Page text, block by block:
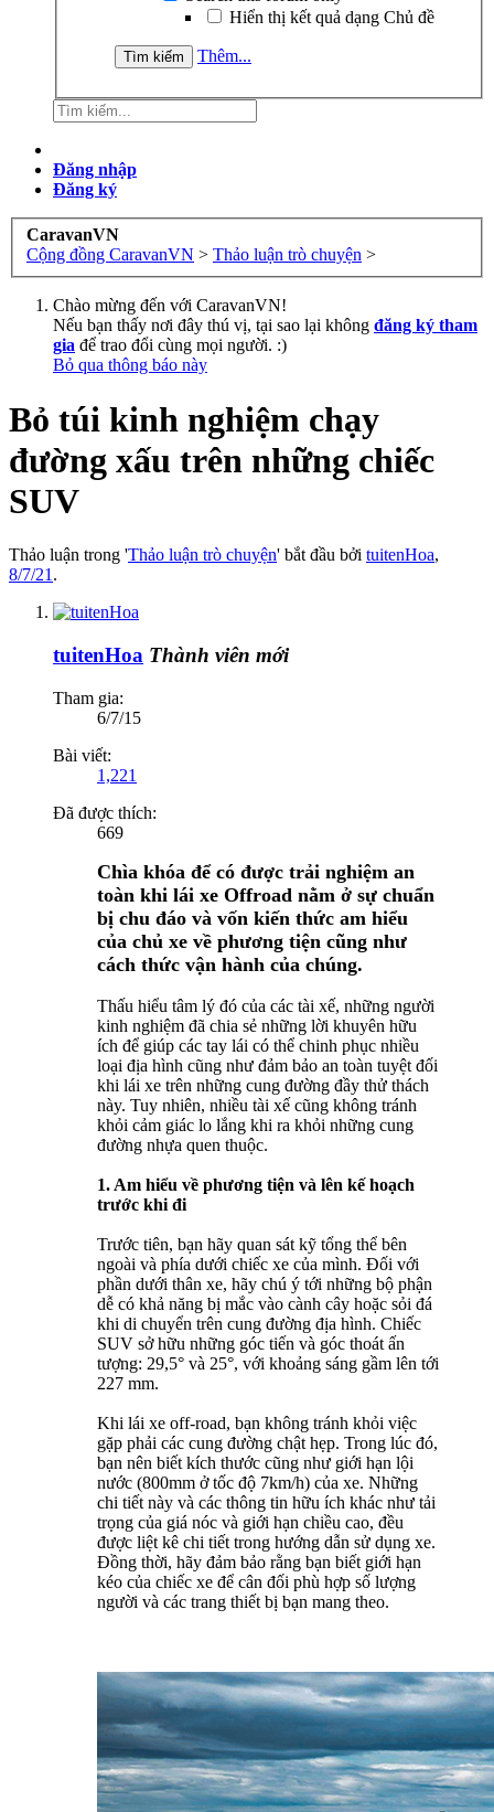
Hiển thị kết quả dạng Chủ đề
Thêm...
Đăng nhập
Đăng ký
CaravanVN
Cộng đồng CaravanVN > Thảo luận trò chuyện >
Chào mừng đến với CaravanVN!
Nếu bạn thấy nơi đây thú vị, tại sao lại không đăng ký tham
gia để trao đổi cùng mọi người. :)
Bỏ qua thông báo này
Bỏ túi kinh nghiệm chạy
đường xấu trên những chiếc
SUV
Thảo luận trong 'Thảo luận trò chuyện' bắt đầu bởi tuitenHoa,
8/7/21 .
tuitenHoa Thành viên mới
Tham gia:
6/7/15
Bài viết:
1,221
Đã được thích:
669
Chìa khóa để có được trải nghiệm an
toàn khi lái xe Offroad nằm ở sự chuẩn
bị chu đáo và vốn kiến thức am hiểu
của chủ xe về phương tiện cũng như
cách thức vận hành của chúng.
Thấu hiểu tâm lý đó của các tài xế, những người
kinh nghiệm đã chia sẻ những lời khuyên hữu
ích để giúp các tay lái có thể chinh phục nhiều
loại địa hình cũng như đảm bảo an toàn tuyệt đối
khi lái xe trên những cung đường đầy thử thách
này. Tuy nhiên, nhiều tài xế cũng không tránh
khỏi cảm giác lo lắng khi ra khỏi những cung
đường nhựa quen thuộc.
1. Am hiểu về phương tiện và lên kế hoạch
trước khi đi
Trước tiên, bạn hãy quan sát kỹ tổng thể bên
ngoài và phía dưới chiếc xe của mình. Đối với
phần dưới thân xe, hãy chú ý tới những bộ phận
dễ có khả năng bị mắc vào cành cây hoặc sỏi đá
khi di chuyển trên cung đường địa hình. Chiếc
SUV sở hữu những góc tiến và góc thoát ấn
tượng: 29,5° và 25°, với khoảng sáng gầm lên tới
227 mm.
Khi lái xe off-road, bạn không tránh khỏi việc
gặp phải các cung đường chật hẹp. Trong lúc đó,
bạn nên biết kích thước cũng như giới hạn lội
nước (800mm ở tốc độ 7km/h) của xe. Những
chi tiết này và các thông tin hữu ích khác như tải
trọng của giá nóc và giới hạn chiều cao, đều
được liệt kê chi tiết trong hướng dẫn sử dụng xe.
Đồng thời, hãy đảm bảo rằng bạn biết giới hạn
kéo của chiếc xe để cân đối phù hợp số lượng
người và các trang thiết bị bạn mang theo.